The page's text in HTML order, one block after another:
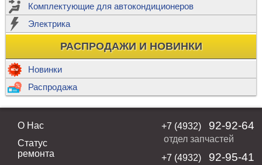
Комплектующие для автокондиционеров
Электрика
РАСПРОДАЖИ И НОВИНКИ
Новинки
Распродажа
О Нас
Статус
ремонта
+7 (4932) 92-92-64
отдел запчастей
+7 (4932)
92-95-41